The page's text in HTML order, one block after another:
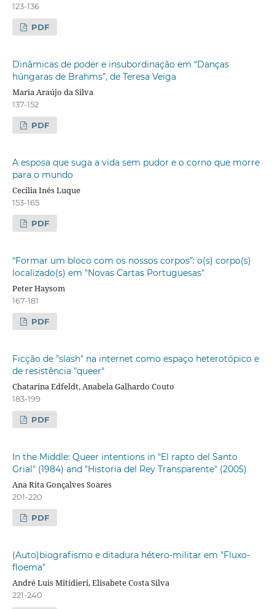
123-136
PDF
Dinâmicas de poder e insubordinação em “Danças
húngaras de Brahms”, de Teresa Veiga
Maria Araújo da Silva
137-152
PDF
A esposa que suga a vida sem pudor e o corno que morre
para o mundo
Cecilia Inés Luque
153-165
PDF
“Formar um bloco com os nossos corpos”: o(s) corpo(s)
localizado(s) em "Novas Cartas Portuguesas"
Peter Haysom
167-181
PDF
Ficção de "slash" na internet como espaço heterotópico e
de resistência "queer"
Chatarina Edfeldt, Anabela Galhardo Couto
183-199
PDF
In the Middle: Queer intentions in "El rapto del Santo
Grial" (1984) and "Historia del Rey Transparente" (2005)
Ana Rita Gonçalves Soares
201-220
PDF
(Auto)biografismo e ditadura hétero-militar em "Fluxo-
floema"
André Luis Mitidieri, Elisabete Costa Silva
221-240